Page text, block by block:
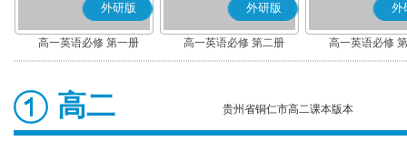
外研版
高一英语必修 第一册
外研版
高一英语必修 第二册
外
高一英语必修
高二 贵州省铜仁市高二课本版本